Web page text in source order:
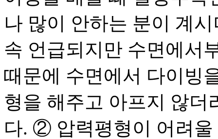
나 많이 안하는 분이 계
속 언급되지만 수면에서
때문에 수면에서 다이빙
형을 해주고 아프지 않더
다. ② 압력평형이 어려울